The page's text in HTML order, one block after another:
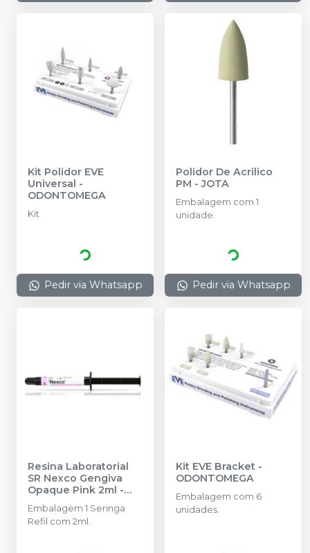
Kit Polidor EVE
Universal -
ODONTOMEGA
Kit
Pedir via Whatsapp
Polidor De Acrilico
PM -JOTA
Embalagem com 1
unidade.
Pedir via Whatsapp
Resina Laboratorial
SR Nexco Gengiva
Opaque Pink 2ml -
IVOCLAR
Embalagem 1 Seringa
Refil com 2ml.
Kit EVE Bracket -
ODONTOMEGA
Embalagem com 6
unidades.